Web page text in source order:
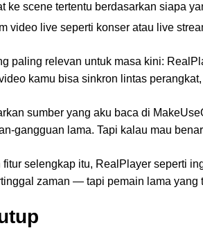
ke scene tertentu berdasarkan siapa
video live seperti konser atau live
paling relevan untuk masa kini:
kamu bisa sinkron lintas
sumber yang aku baca di
gangguan lama. Tapi kalau mau
fitur selengkap itu, RealPlayer seperti
zaman — tapi pemain lama yang